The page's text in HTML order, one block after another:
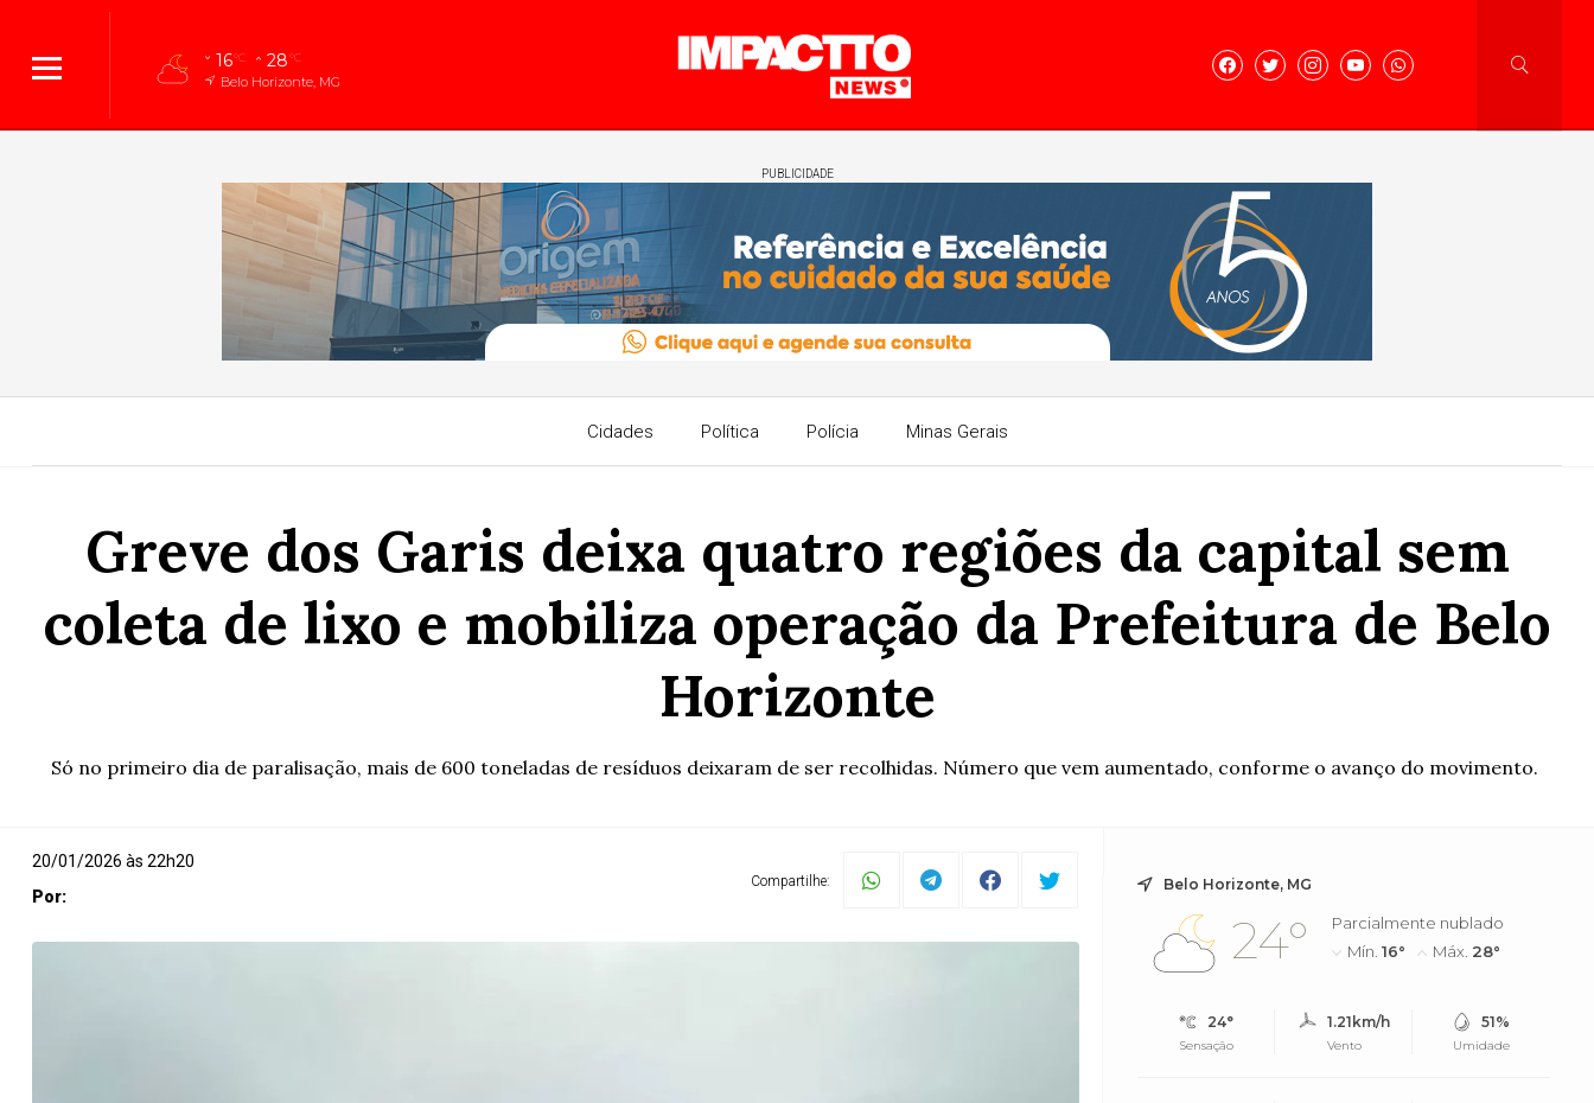
16°C 28°C
Belo Horizonte, MG
PUBLICIDADE
Cidades Política Polícia Minas Gerais
Greve dos Garis deixa quatro regiões da capital sem
coleta de lixo e mobiliza operação da Prefeitura de Belo
Horizonte
Só no primeiro dia de paralisação, mais de 600 toneladas de resíduos deixaram de ser recolhidas. Número que vem aumentado, conforme o avanço do movimento.
20/01/2026 às 22h20
Por:
Compartilhe: Belo Horizonte, MG
24°
Parcialmente nublado
Mín.16° Máx. 28°
24°
Sensação
1.21km/h
Vento
51%
Umidade